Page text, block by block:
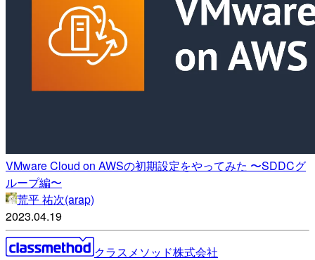
VMware Cloud on AWSの初期設定をやってみた 〜SDDCグ
ループ編〜
荒平 祐次(arap)
2023.04.19
クラスメソッド株式会社